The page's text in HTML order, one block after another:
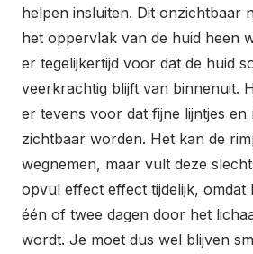
helpen insluiten. Dit onzichtbaar
het oppervlak van de huid heen
er tegelijkertijd voor dat de huid
veerkrachtig blijft van binnenuit.
er tevens voor dat fijne lijntjes en
zichtbaar worden. Het kan de
wegnemen, maar vult deze
opvul effect effect tijdelijk,
één of twee dagen door het
wordt. Je moet dus wel blijven